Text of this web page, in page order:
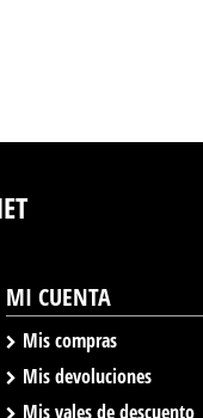
MI CUENTA
Mis compras
Mis devoluciones
Mis vales de descuento